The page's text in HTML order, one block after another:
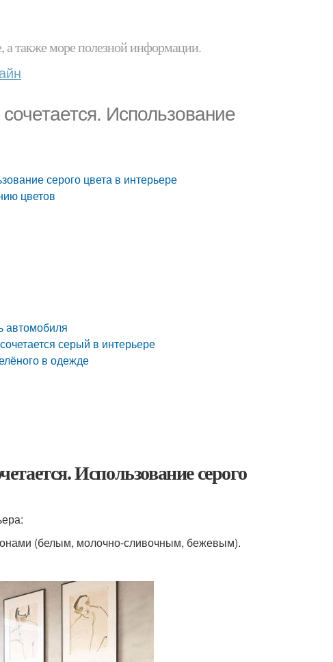
а также море полезной информации.
Использование
серого цвета в интерьере
цветов
автомобиля
серый в интерьере
в одежде
Использование серого
(белым, молочно-сливочным, бежевым).